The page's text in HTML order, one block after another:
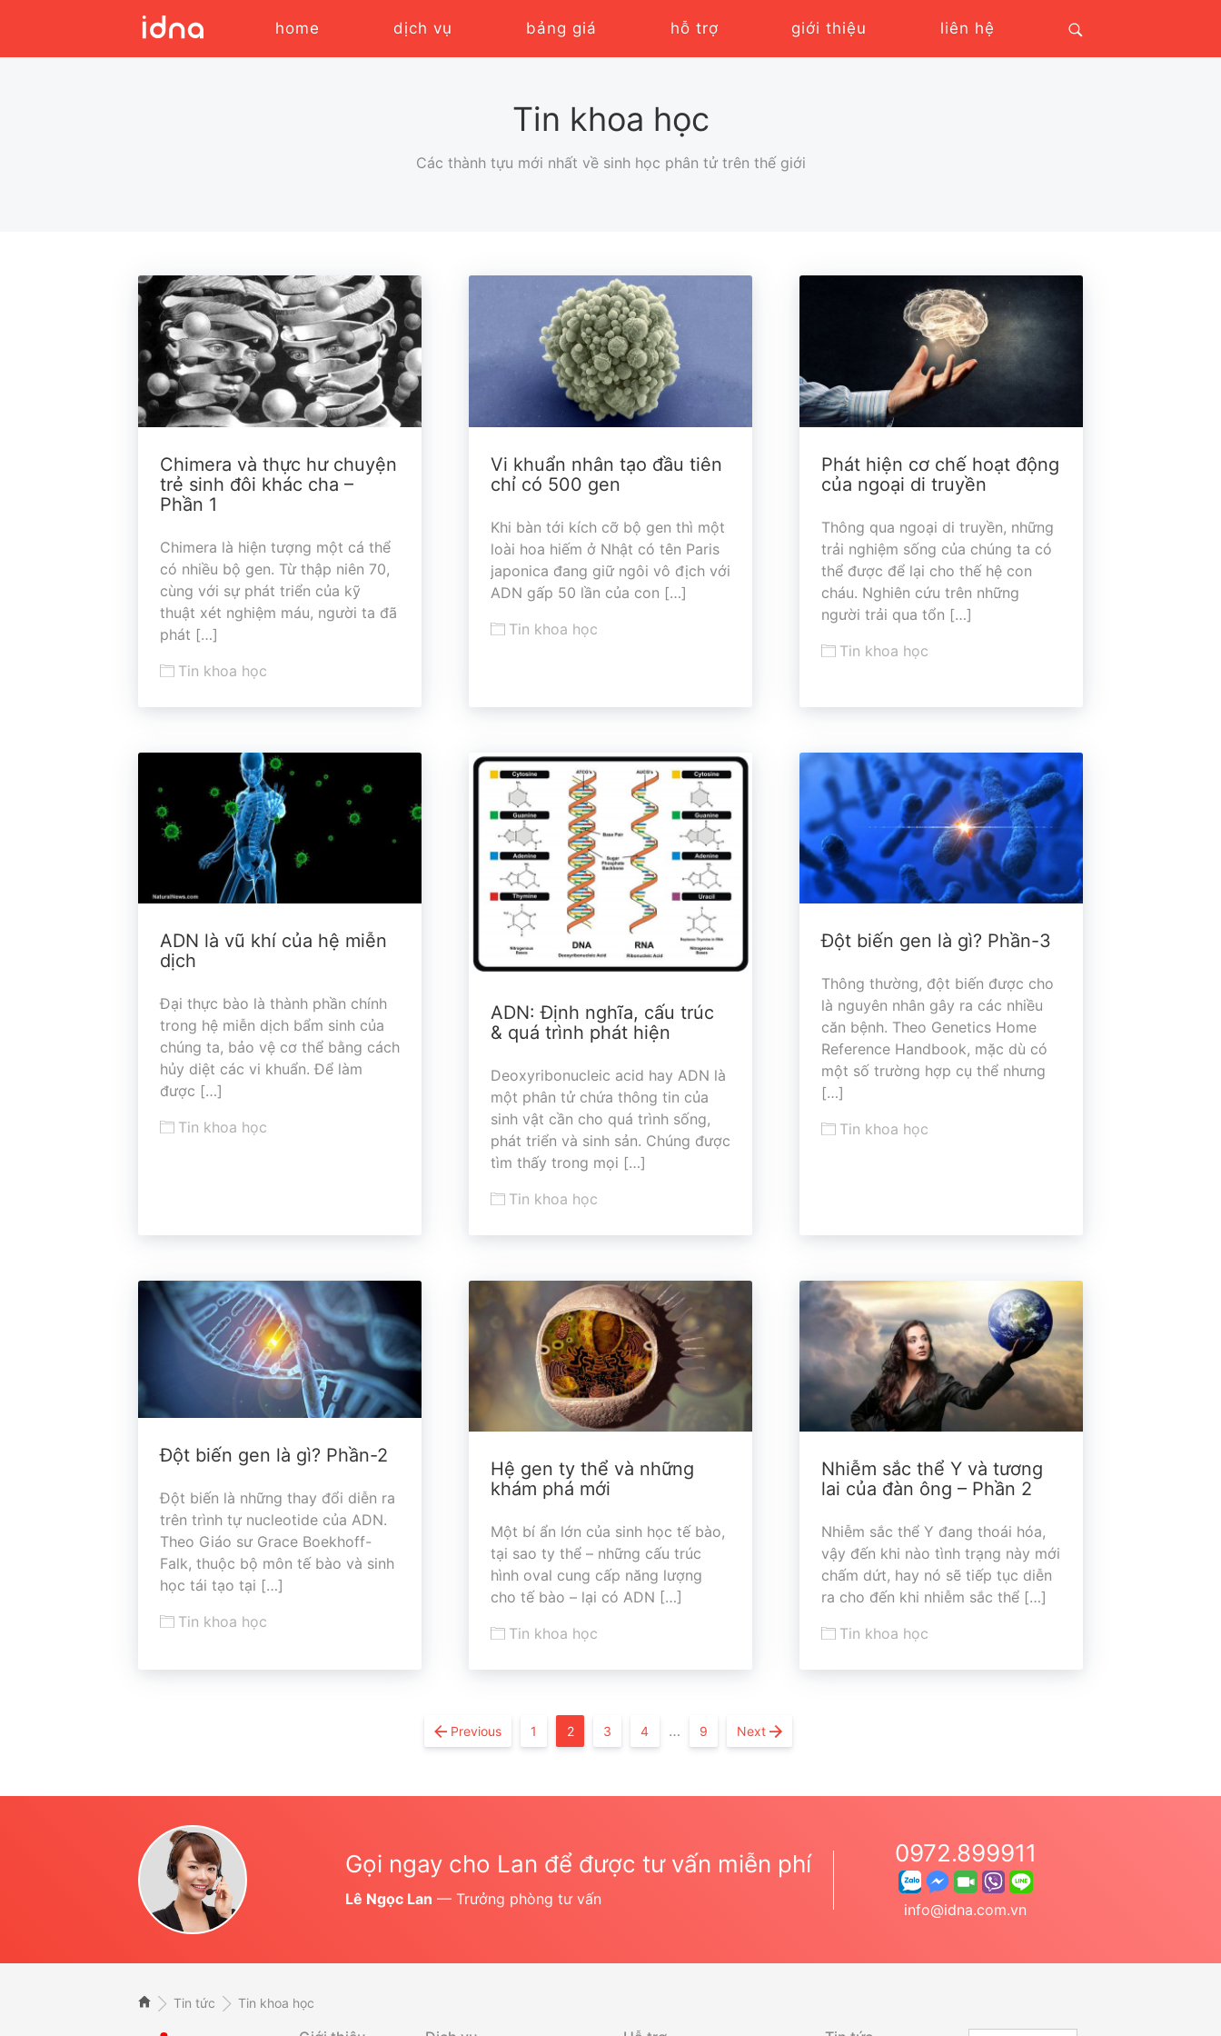
home dịch vụ bảng giá hỗ trợ giới thiệu liên hệ
Tin khoa học
Các thành tựu mới nhất về sinh học phân tử trên thế giới
Chimera và thực hư chuyện
trẻ sinh đôi khác cha –
Phần 1
Chimera là hiện tượng một cá thể
có nhiều bộ gen. Từ thập niên 70,
cùng với sự phát triển của kỹ
thuật xét nghiệm máu, người ta đã
phát […]
Tin khoa học
Vi khuẩn nhân tạo đầu tiên
chỉ có 500 gen
Khi bàn tới kích cỡ bộ gen thì một
loài hoa hiếm ở Nhật có tên Paris
japonica đang giữ ngôi vô địch với
ADN gấp 50 lần của con […]
Tin khoa học
Phát hiện cơ chế hoạt động
của ngoại di truyền
Thông qua ngoại di truyền, những
trải nghiệm sống của chúng ta có
thể được để lại cho thế hệ con
cháu. Nghiên cứu trên những
người trải qua tổn […]
Tin khoa học
ADN là vũ khí của hệ miễn
dịch
Đại thực bào là thành phần chính
trong hệ miễn dịch bẩm sinh của
chúng ta, bảo vệ cơ thể bằng cách
hủy diệt các vi khuẩn. Để làm
được […]
Tin khoa học
ADN: Định nghĩa, cấu trúc
& quá trình phát hiện
Deoxyribonucleic acid hay ADN là
một phân tử chứa thông tin của
sinh vật cần cho quá trình sống,
phát triển và sinh sản. Chúng được
tìm thấy trong mọi […]
Tin khoa học
Đột biến gen là gì? Phần-3
Thông thường, đột biến được cho
là nguyên nhân gây ra các nhiều
căn bệnh. Theo Genetics Home
Reference Handbook, mặc dù có
một số trường hợp cụ thể nhưng
[…]
Tin khoa học
Đột biến gen là gì? Phần-2
Đột biến là những thay đổi diễn ra
trên trình tự nucleotide của ADN.
Theo Giáo sư Grace Boekhoff-
Falk, thuộc bộ môn tế bào và sinh
học tái tạo tại […]
Tin khoa học
Hệ gen ty thể và những
khám phá mới
Một bí ẩn lớn của sinh học tế bào,
tại sao ty thể – những cấu trúc
hình oval cung cấp năng lượng
cho tế bào – lại có ADN […]
Tin khoa học
Nhiễm sắc thể Y và tương
lai của đàn ông – Phần 2
Nhiễm sắc thể Y đang thoái hóa,
vậy đến khi nào tình trạng này mới
chấm dứt, hay nó sẽ tiếp tục diễn
ra cho đến khi nhiễm sắc thể […]
Tin khoa học
Previous 1 2 3 4 … 9 Next
Gọi ngay cho Lan để được tư vấn miễn phí
Lê Ngọc Lan — Trưởng phòng tư vấn
0972.899911
info@idna.com.vn
Tin tức Tin khoa học